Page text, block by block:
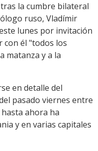
la cumbre bilateral
ruso, Vladímir
lunes por invitación
con él "todos los
matanza y a la
en detalle del
pasado viernes entre
ahora ha
y en varias capitales